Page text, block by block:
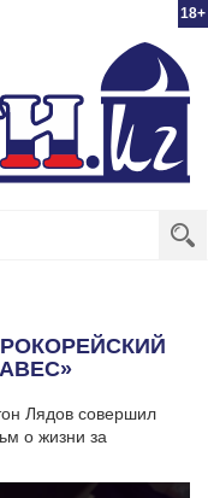
18+
Лядов совершил
о жизни за